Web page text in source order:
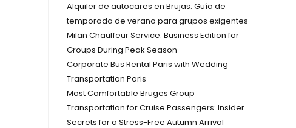
Alquiler de autocares en Brujas: Guía de
temporada de verano para grupos exigentes
Milan Chauffeur Service: Business Edition for
Groups During Peak Season
Corporate Bus Rental Paris with Wedding
Transportation Paris
Most Comfortable Bruges Group
Transportation for Cruise Passengers: Insider
Secrets for a Stress-Free Autumn Arrival